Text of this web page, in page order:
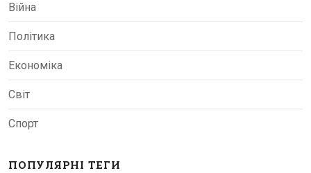
Війна
Політика
Економіка
Світ
Спорт
ПОПУЛЯРНІ ТЕГИ